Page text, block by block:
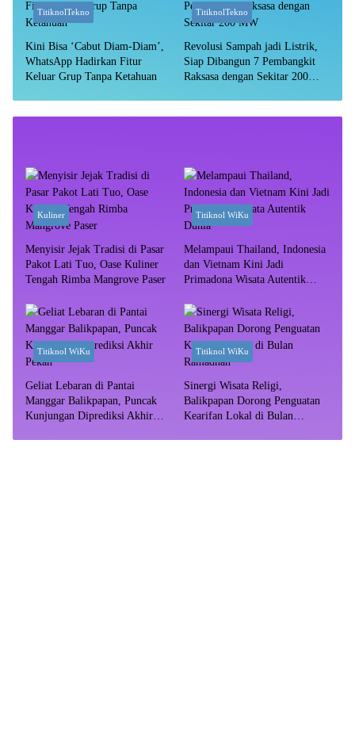
TitiknolTekno
Kini Bisa ‘Cabut Diam-Diam’,
WhatsApp Hadirkan Fitur
Keluar Grup Tanpa Ketahuan
TitiknolTekno
Revolusi Sampah jadi Listrik,
Siap Dibangun 7 Pembangkit
Raksasa dengan Sekitar 200
Kuliner
Menyisir Jejak Tradisi di Pasar
Pakot Lati Tuo, Oase Kuliner
Tengah Rimba Mangrove Paser
Titiknol WiKu
Melampaui Thailand, Indonesia
dan Vietnam Kini Jadi
Primadona Wisata Autentik
Titiknol WiKu
Geliat Lebaran di Pantai
Manggar Balikpapan, Puncak
Kunjungan Diprediksi Akhir
Titiknol WiKu
Sinergi Wisata Religi,
Balikpapan Dorong Penguatan
Kearifan Lokal di Bulan